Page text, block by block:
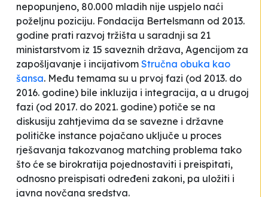
nepopunjeno, 80.000 mladih nije uspjelo naći
poželjnu poziciju. Fondacija Bertelsmann od 2013.
godine prati razvoj tržišta u saradnji sa 21
ministarstvom iz 15 saveznih država, Agencijom za
zapošljavanje i incijativom Stručna obuka kao
šansa. Među temama su u prvoj fazi (od 2013. do
2016. godine) bile inkluzija i integracija, a u drugoj
fazi (od 2017. do 2021. godine) potiče se na
diskusiju zahtjevima da se savezne i državne
političke instance pojačano uključe u proces
rješavanja takozvanog matching problema tako
što će se birokratija pojednostaviti i preispitati,
odnosno preispisati određeni zakoni, pa uložiti i
javna novčana sredstva.